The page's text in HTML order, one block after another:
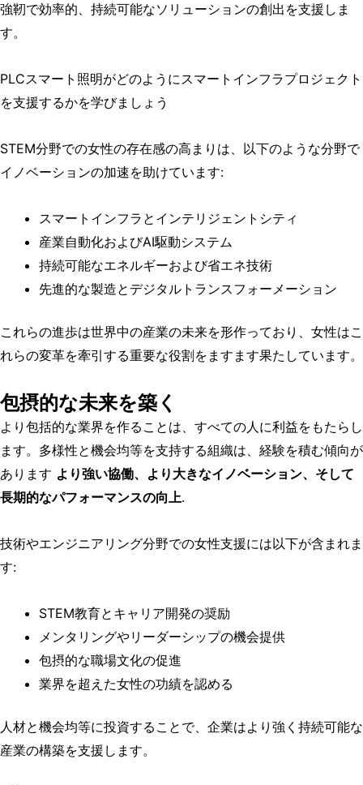
強靭で効率的、持続可能なソリューションの創出を支援しま
す。
PLCスマート照明がどのようにスマートインフラプロジェクト
を支援するかを学びましょう
STEM分野での女性の存在感の高まりは、以下のような分野で
イノベーションの加速を助けています:
スマートインフラとインテリジェントシティ
産業自動化およびAI駆動システム
持続可能なエネルギーおよび省エネ技術
先進的な製造とデジタルトランスフォーメーション
これらの進歩は世界中の産業の未来を形作っており、女性はこ
れらの変革を牽引する重要な役割をますます果たしています。
包摂的な未来を築く
より包括的な業界を作ることは、すべての人に利益をもたらし
ます。多様性と機会均等を支持する組織は、経験を積む傾向が
あります より強い協働、より大きなイノベーション、そして
長期的なパフォーマンスの向上.
技術やエンジニアリング分野での女性支援には以下が含まれま
す:
STEM教育とキャリア開発の奨励
メンタリングやリーダーシップの機会提供
包摂的な職場文化の促進
業界を超えた女性の功績を認める
人材と機会均等に投資することで、企業はより強く持続可能な
産業の構築を支援します。